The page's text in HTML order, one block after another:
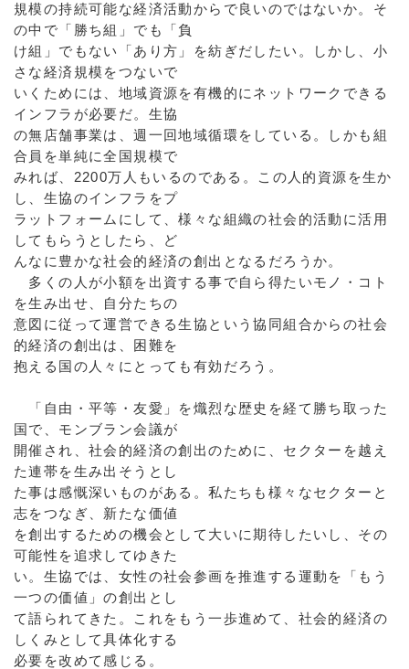
規模の持続可能な経済活動からで良いのではないか。そ
の中で「勝ち組」でも「負
け組」でもない「あり方」を紡ぎだしたい。しかし、小
さな経済規模をつないで
いくためには、地域資源を有機的にネットワークできる
インフラが必要だ。生協
の無店舗事業は、週一回地域循環をしている。しかも組
合員を単純に全国規模で
みれば、2200万人もいるのである。この人的資源を生か
し、生協のインフラをプ
ラットフォームにして、様々な組織の社会的活動に活用
してもらうとしたら、ど
んなに豊かな社会的経済の創出となるだろうか。
多くの人が小額を出資する事で自ら得たいモノ・コト
を生み出せ、自分たちの
意図に従って運営できる生協という協同組合からの社会
的経済の創出は、困難を
抱える国の人々にとっても有効だろう。
「自由・平等・友愛」を熾烈な歴史を経て勝ち取った
国で、モンブラン会議が
開催され、社会的経済の創出のために、セクターを越え
た連帯を生み出そうとし
た事は感慨深いものがある。私たちも様々なセクターと
志をつなぎ、新たな価値
を創出するための機会として大いに期待したいし、その
可能性を追求してゆきた
い。生協では、女性の社会参画を推進する運動を「もう
一つの価値」の創出とし
て語られてきた。これをもう一歩進めて、社会的経済の
しくみとして具体化する
必要を改めて感じる。